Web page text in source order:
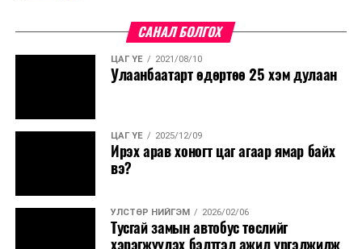
САНАЛ БОЛГОХ
ЦАГ ҮЕ 2021/08/10
Улаанбаатарт өдөртөө 25 хэм дулаан
ЦАГ ҮЕ 2025/12/09
Ирэх арав хоногт цаг агаар ямар байх
вэ?
УЛСТӨР НИЙГЭМ 2026/02/06
Тусгай замын автобус төслийг
хэрэгжүүлэх бэлтгэл ажил үргэлжилж